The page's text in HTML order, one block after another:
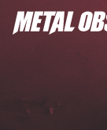
Aller
au